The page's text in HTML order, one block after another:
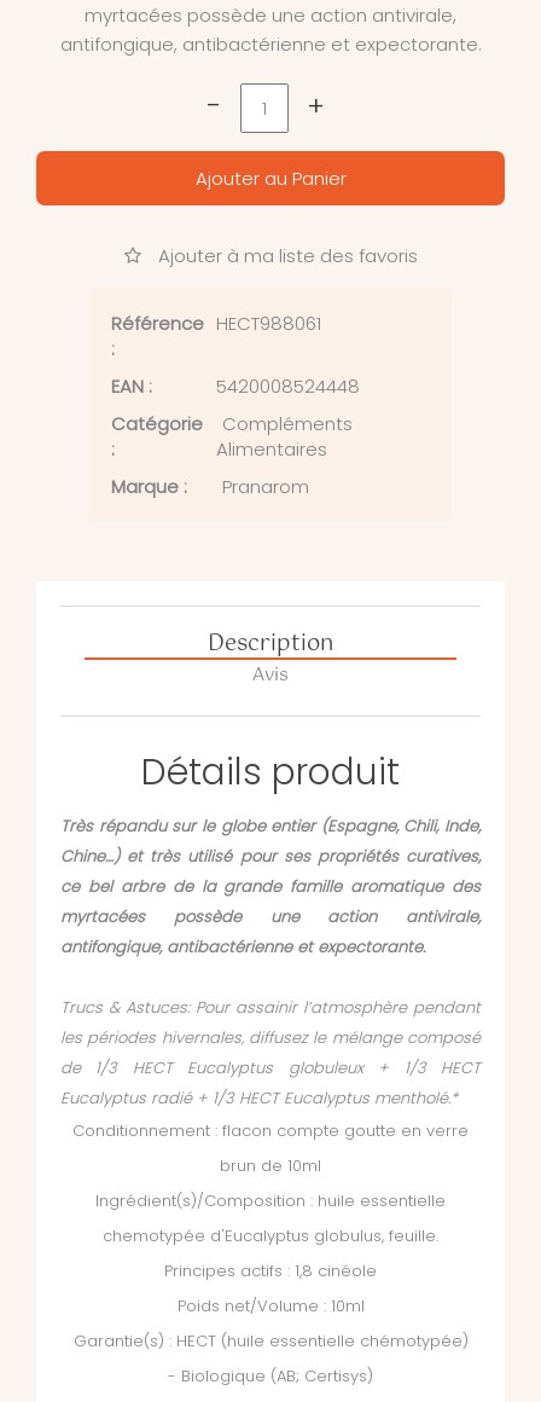
myrtacées possède une action antivirale,
antifongique, antibactérienne et expectorante.
- +
Ajouter au Panier
Ajouter à ma liste des favoris
Référence
:
HECT988061
EAN :
5420008524448
Catégorie
:
Compléments
Alimentaires
Marque :
Pranarom
Description
Avis
Détails produit
Très répandu sur le globe entier (Espagne, Chili, Inde,
Chine…) et très utilisé pour ses propriétés curatives,
ce bel arbre de la grande famille aromatique des
myrtacées possède une action antivirale,
antifongique, antibactérienne et expectorante.
Trucs & Astuces: Pour assainir l’atmosphère pendant
les périodes hivernales, diffusez le mélange composé
de 1/3 HECT Eucalyptus globuleux + 1/3 HECT
Eucalyptus radié + 1/3 HECT Eucalyptus mentholé.*
Conditionnement : flacon compte goutte en verre
brun de 10ml
Ingrédient(s)/Composition : huile essentielle
chemotypée d'Eucalyptus globulus, feuille.
Principes actifs : 1,8 cinéole
Poids net/Volume : 10ml
Garantie(s) : HECT (huile essentielle chémotypée)
- Biologique (AB; Certisys)